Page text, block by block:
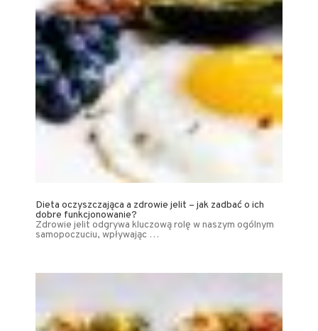
Dieta oczyszczająca a zdrowie jelit – jak zadbać o ich
dobre funkcjonowanie?
Zdrowie jelit odgrywa kluczową rolę w naszym ogólnym
samopoczuciu, wpływając …